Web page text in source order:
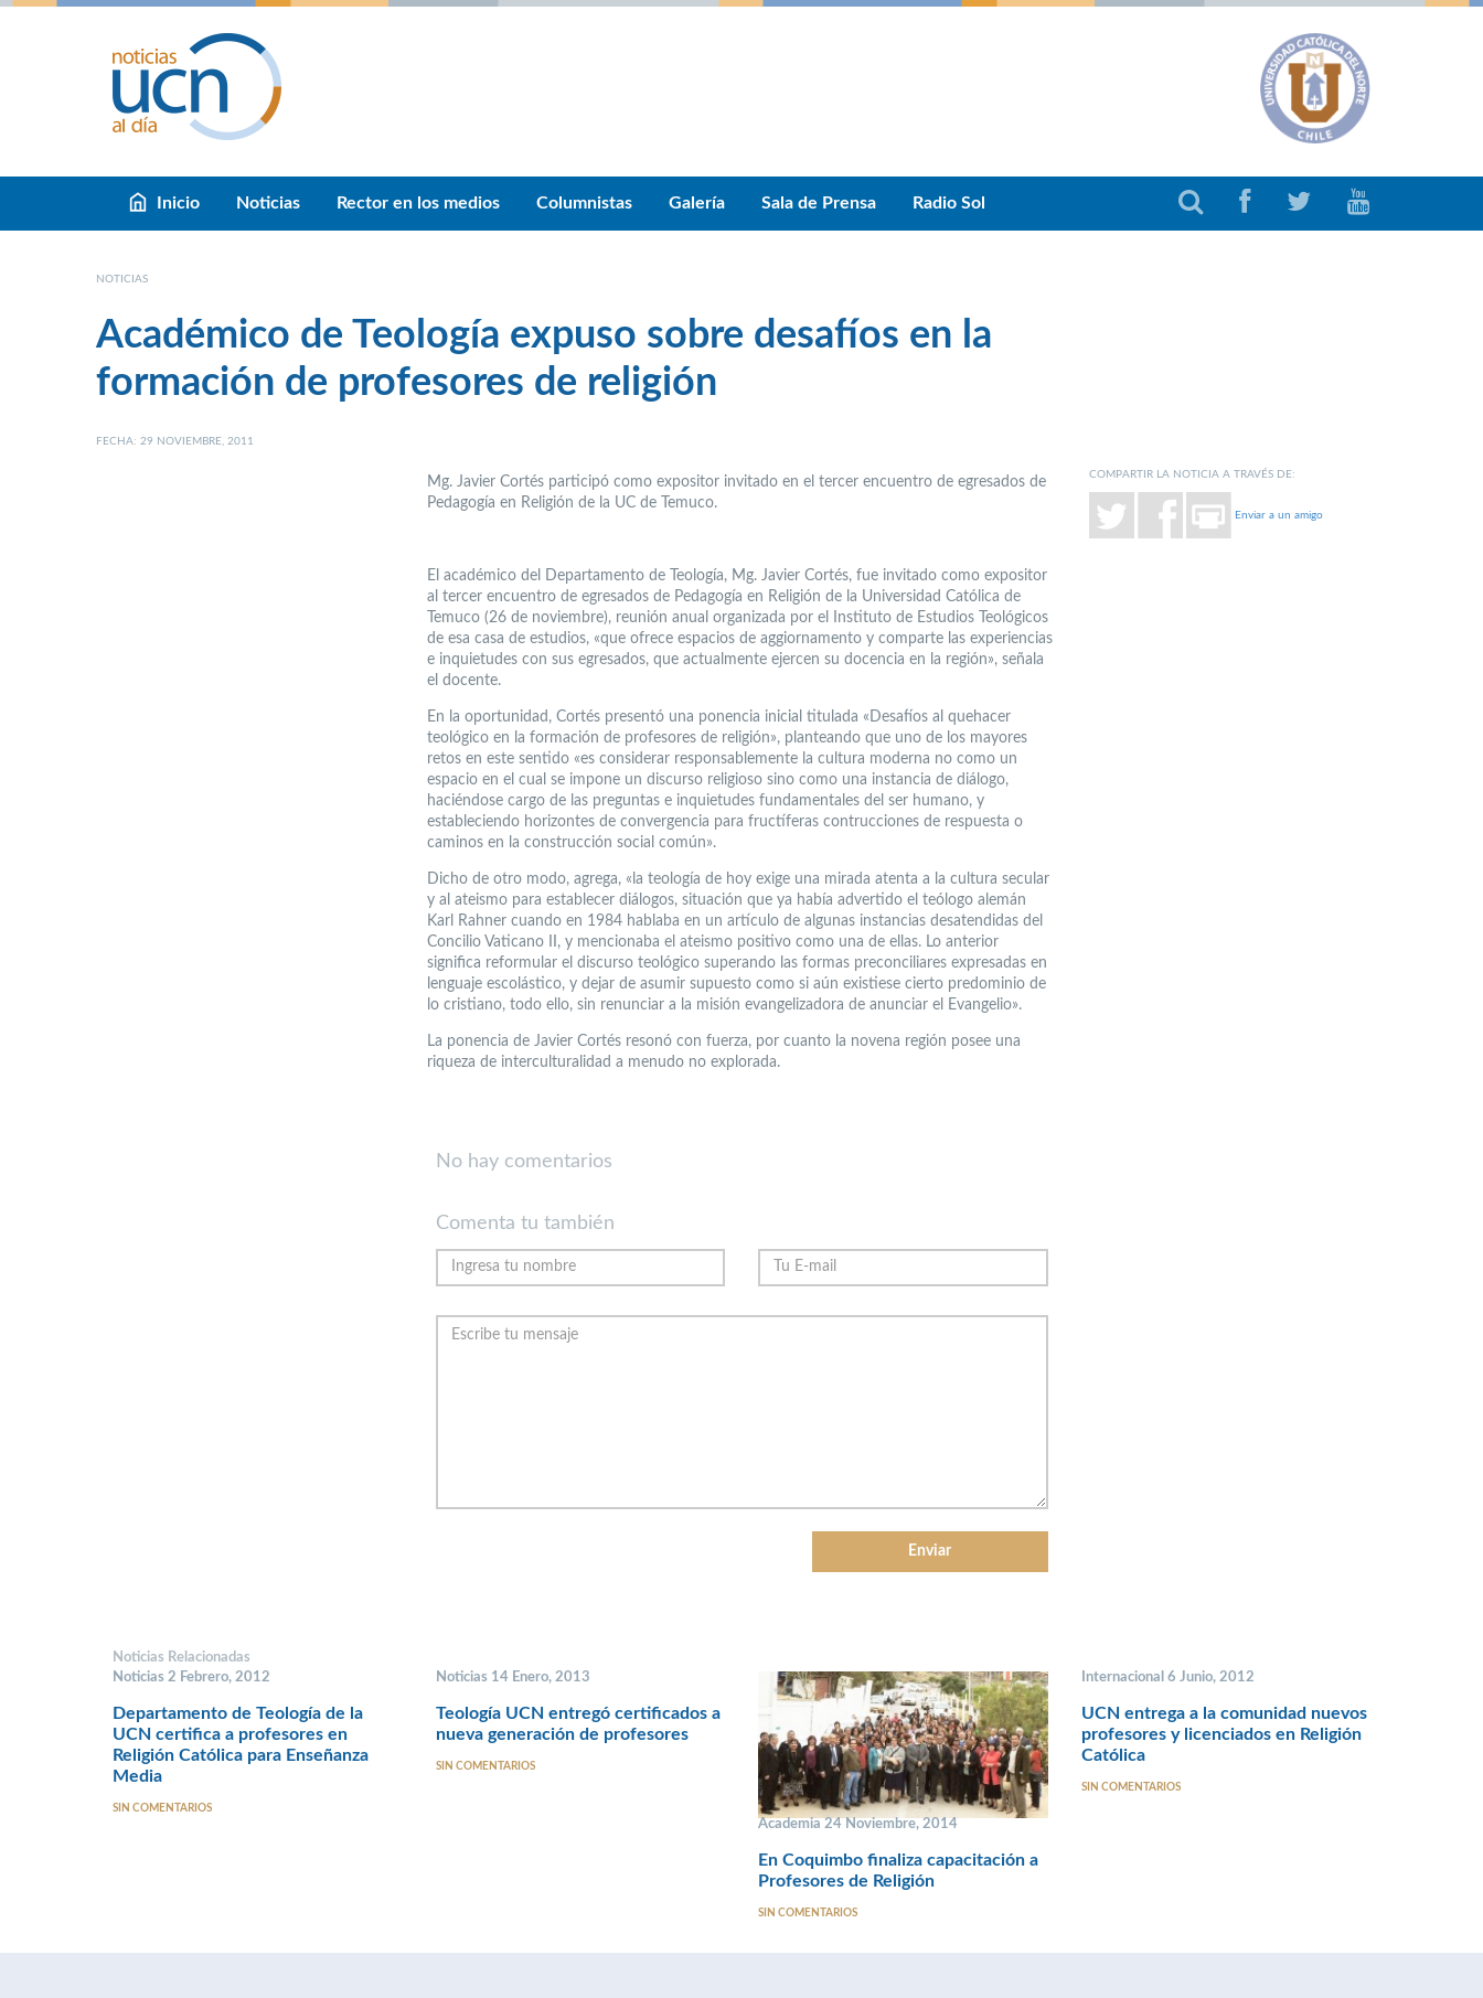
Inicio Noticias Rector en los medios Columnistas Galería Sala de Prensa Radio Sol
NOTICIAS
Académico de Teología expuso sobre desafíos en la
formación de profesores de religión
FECHA: 29 NOVIEMBRE, 2011
Mg. Javier Cortés participó como expositor invitado en el tercer encuentro de egresados de
Pedagogía en Religión de la UC de Temuco.
El académico del Departamento de Teología, Mg. Javier Cortés, fue invitado como expositor
al tercer encuentro de egresados de Pedagogía en Religión de la Universidad Católica de
Temuco (26 de noviembre), reunión anual organizada por el Instituto de Estudios Teológicos
de esa casa de estudios, «que ofrece espacios de aggiornamento y comparte las experiencias
e inquietudes con sus egresados, que actualmente ejercen su docencia en la región», señala
el docente.
En la oportunidad, Cortés presentó una ponencia inicial titulada «Desafíos al quehacer
teológico en la formación de profesores de religión», planteando que uno de los mayores
retos en este sentido «es considerar responsablemente la cultura moderna no como un
espacio en el cual se impone un discurso religioso sino como una instancia de diálogo,
haciéndose cargo de las preguntas e inquietudes fundamentales del ser humano, y
estableciendo horizontes de convergencia para fructíferas contrucciones de respuesta o
caminos en la construcción social común».
Dicho de otro modo, agrega, «la teología de hoy exige una mirada atenta a la cultura secular
y al ateismo para establecer diálogos, situación que ya había advertido el teólogo alemán
Karl Rahner cuando en 1984 hablaba en un artículo de algunas instancias desatendidas del
Concilio Vaticano II, y mencionaba el ateismo positivo como una de ellas. Lo anterior
significa reformular el discurso teológico superando las formas preconciliares expresadas en
lenguaje escolástico, y dejar de asumir supuesto como si aún existiese cierto predominio de
lo cristiano, todo ello, sin renunciar a la misión evangelizadora de anunciar el Evangelio».
La ponencia de Javier Cortés resonó con fuerza, por cuanto la novena región posee una
riqueza de interculturalidad a menudo no explorada.
COMPARTIR LA NOTICIA A TRAVÉS DE:
Enviar a un amigo
No hay comentarios
Comenta tu también
Noticias Relacionadas
Noticias 2 Febrero, 2012
Departamento de Teología de la
UCN certifica a profesores en
Religión Católica para Enseñanza
Media
SIN COMENTARIOS
Noticias 14 Enero, 2013
Teología UCN entregó certificados a
nueva generación de profesores
SIN COMENTARIOS
Academia 24 Noviembre, 2014
En Coquimbo finaliza capacitación a
Profesores de Religión
SIN COMENTARIOS
Internacional 6 Junio, 2012
UCN entrega a la comunidad nuevos
profesores y licenciados en Religión
Católica
SIN COMENTARIOS